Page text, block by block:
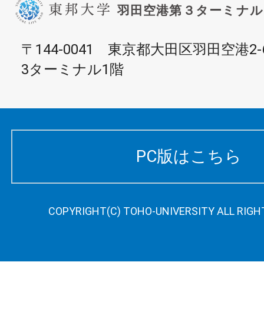
〒144-0041 東京都大田区羽田空港
3ターミナル1階
PC版はこちら
COPYRIGHT(C) TOHO-UNIVERSITY ALL